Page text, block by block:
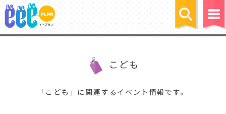
こども
「こども」に関連するイベント情報です。